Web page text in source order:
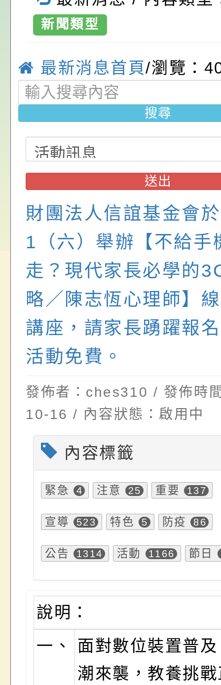
請，請查照。
祝活動」海報電子檔
關（構）、學校、民
名參加，請查照
員退休所得重審後實
亦可利用
「2026桃園市孔廟
家8月課程資訊」、
電影營」、「祖孫樂
「愛『原原』不絕-
樂會」、「邁向下一
列講座及成長團體」
轉知內政部函以，有
員會函釋公務員留職
赴陸應申請許可一案
中興國民小學115學
期第1次第7-9招代課
甄選公告
本校「115學年度國
校課程計畫」核定一
轉知教育部國民及學
辦理「115年度教育
前教育署辦理性別平
置課程與教學人才庫
畫」一案， 請教師
請，請查照。
公告:桃園市政府腸
施問答集
轉知:桃園市交通局
減碳存摺2.0」全民
桃園市政府家庭教育
年度祖孫樂淘桃－祖
祝活動」海報電子檔
位協助鼓勵所屬同仁
關（構）、學校、民
名參加，請查照
轉知有關銓敘部建置
員退休所得重審後實
算器」，公立學校退
亦可利用
師】線上親職
家長踴躍報名
動免費。-桃園
中興國民小學-
國小
新聞類型
最新消息首頁/瀏覽：
搜尋
送出
財團法人信誼基金會
1（六）舉辦【不給手
走？現代家長必學的
略／陳志恆心理師】
講座，請家長踴躍報
活動免費。
發佈者：ches310 / 發佈時
10-16 / 內容狀態：啟用中
內容標籤
緊急 4 注意 25 重要 137
宣導 523 特色 5 防疫 86
公告 1314 活動 1166 節日
說明：
一、
面對數位裝置普
潮來襲，教養挑